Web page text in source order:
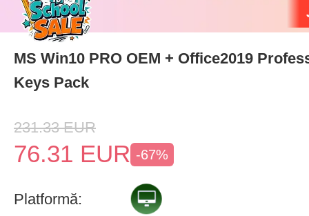
MS Win10 PRO OEM + Office2019
Keys Pack
231.33 EUR
76.31 EUR -67%
Platformă: